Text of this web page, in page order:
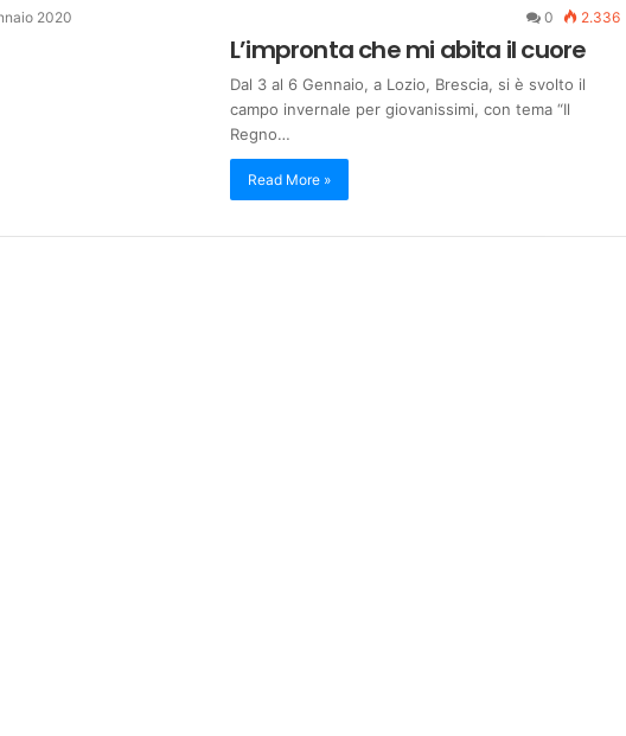
2020 0 2.336
L’impronta che mi abita il cuore
Dal 3 al 6 Gennaio, a Lozio, Brescia, si è svolto il
campo invernale per giovanissimi, con tema “Il
Regno…
Read More »